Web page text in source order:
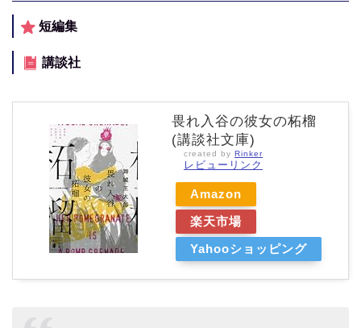
短編集
講談社
畏れ入谷の彼女の柘榴
(講談社文庫)
created by Rinker
レビューリンク
Amazon
楽天市場
Yahooショッピング